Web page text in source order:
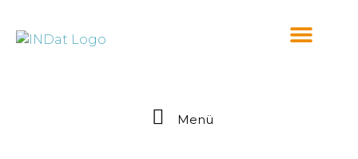
Menü